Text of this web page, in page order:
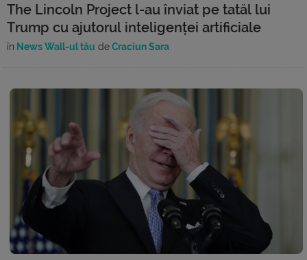
The Lincoln Project l-au înviat pe tatăl lui
Trump cu ajutorul inteligenței artificiale
în News Wall-ul tău deCraciun Sara